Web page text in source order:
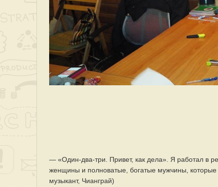
— «Один-два-три. Привет, как дела». Я работал в
женщины и полноватые, богатые мужчины, которые
музыкант, Чианграй)